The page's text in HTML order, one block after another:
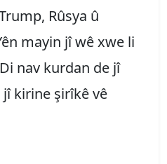
Rûsya û
mayin jî wê xwe li
nav kurdan de jî
jî kirine şirîkê vê